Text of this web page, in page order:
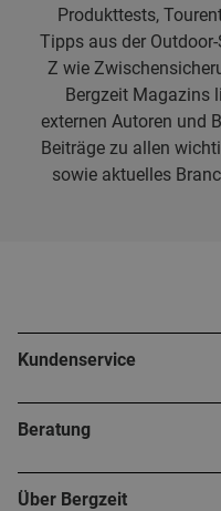
Produkttests,
Tipps aus der
Z wie
Bergzeit Magazins
externen Autoren und
Beiträge zu allen
sowie aktuelles
Kundenservice
Beratung
Über Bergzeit